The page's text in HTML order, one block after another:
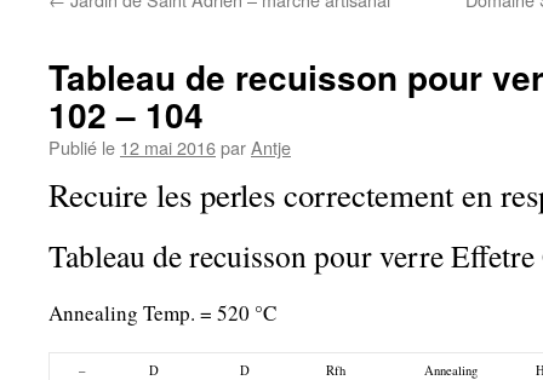
Tableau de recuisson pour
102 – 104
Publié le 12 mai 2016parAntje
Recuire les perles correctement en
Tableau de recuisson pour verre
Annealing Temp. = 520 °C
–
D
D
Rfh
Annealing